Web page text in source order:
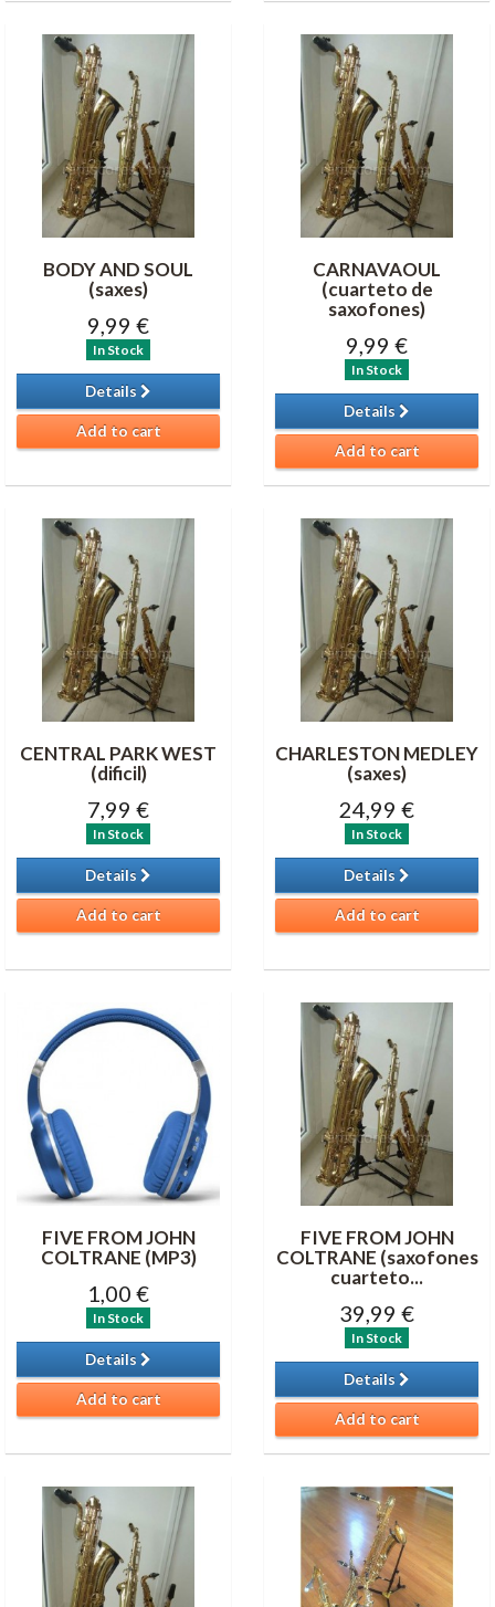
BODY AND SOUL
(saxes)
9,99 €
In Stock
Details
Add to cart
CARNAVAOUL
(cuarteto de
saxofones)
9,99 €
In Stock
Details
Add to cart
CENTRAL PARK WEST
(dificil)
7,99 €
In Stock
Details
Add to cart
CHARLESTON MEDLEY
(saxes)
24,99 €
In Stock
Details
Add to cart
FIVE FROM JOHN
COLTRANE (MP3)
1,00 €
In Stock
Details
Add to cart
FIVE FROM JOHN
COLTRANE (saxofones
cuarteto...
39,99 €
In Stock
Details
Add to cart